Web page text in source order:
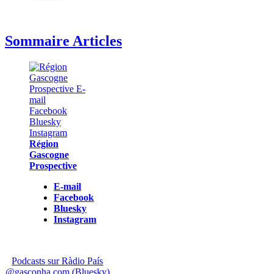
Sommaire Articles
Région
Gascogne
Prospective
E-mail
Facebook
Bluesky
Instagram
Podcasts sur Ràdio País
@gasconha.com (Bluesky)